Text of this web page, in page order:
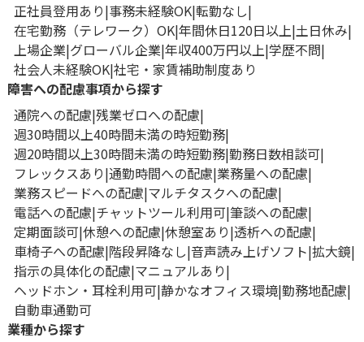
正社員登用あり 事務未経験OK 転勤なし
在宅勤務（テレワーク）OK 年間休日120日以上 土日休み
上場企業 グローバル企業 年収400万円以上 学歴不問
社会人未経験OK 社宅・家賃補助制度あり
障害への配慮事項から探す
通院への配慮 残業ゼロへの配慮
週30時間以上40時間未満の時短勤務
週20時間以上30時間未満の時短勤務 勤務日数相談可
フレックスあり 通勤時間への配慮 業務量への配慮
業務スピードへの配慮 マルチタスクへの配慮
電話への配慮 チャットツール利用可 筆談への配慮
定期面談可 休憩への配慮 休憩室あり 透析への配慮
車椅子への配慮 階段昇降なし 音声読み上げソフト 拡大鏡
指示の具体化の配慮 マニュアルあり
ヘッドホン・耳栓利用可 静かなオフィス環境 勤務地配慮
自動車通勤可
業種から探す